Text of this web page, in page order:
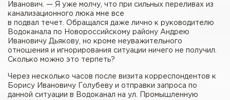
Иванович. — Я уже молчу, что при сильных переливах из
канализационного люка мне все
в подвал течет. Обращался даже лично к руководителю
Водоканала по Новороссийскому району Андрею
Ивановичу Дьякову, но кроме неуважительного
отношения и игнорирования ситуации ничего не получил.
Сколько можно это терпеть?
Через несколько часов после визита корреспондентов к
Борису Ивановичу Голубеву и отправки запроса по
данной ситуации в Водоканал на ул. Промышленную